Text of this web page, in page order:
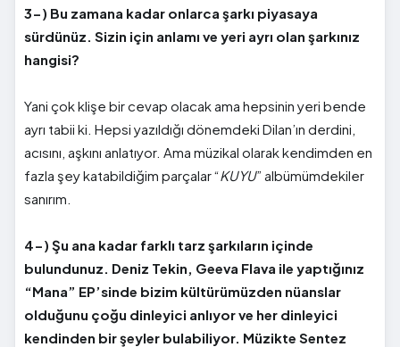
3-) Bu zamana kadar onlarca şarkı piyasaya
sürdünüz. Sizin için anlamı ve yeri ayrı olan şarkınız
hangisi?
Yani çok klişe bir cevap olacak ama hepsinin yeri bende
ayrı tabii ki. Hepsi yazıldığı dönemdeki Dilan’ın derdini,
acısını, aşkını anlatıyor. Ama müzikal olarak kendimden en
fazla şey katabildiğim parçalar “KUYU” albümümdekiler
sanırım.
4-) Şu ana kadar farklı tarz şarkıların içinde
bulundunuz. Deniz Tekin, Geeva Flava ile yaptığınız
“Mana” EP’sinde bizim kültürümüzden nüanslar
olduğunu çoğu dinleyici anlıyor ve her dinleyici
kendinden bir şeyler bulabiliyor. Müzikte Sentez